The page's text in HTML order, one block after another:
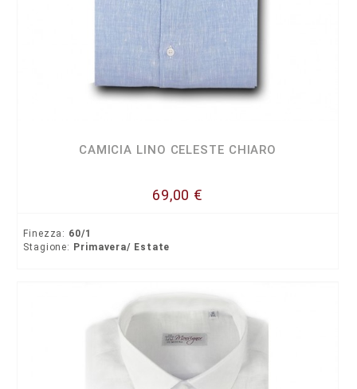
CAMICIA LINO CELESTE CHIARO
69,00 €
Finezza: 60/1
Stagione: Primavera/ Estate